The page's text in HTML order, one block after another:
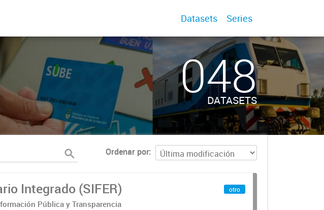
Datasets Series
048
DATASETS
Ordenar por
Integrado (SIFER)
Pública y Transparencia
otro